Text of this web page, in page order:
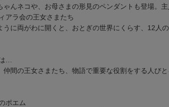
んネコや、お母さまの形見のペンダントも登場。主
アラ会の王女さまたち
うに両がわに開くと、おとぎの世界にくらす、12人
…
仲間の王女さまたち、物語で重要な役割をする人び
ポエム